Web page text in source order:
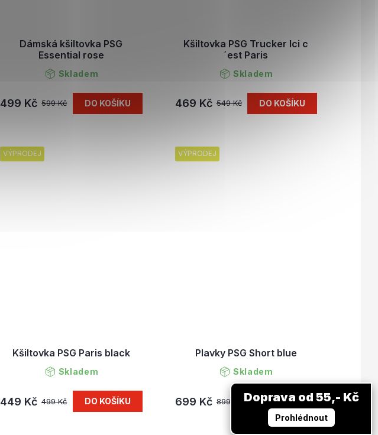
Dámská kšiltovka PSG
Essential rose
Skladem
599 Kč
499 Kč DO KOŠÍKU
Kšiltovka PSG Trucker Ici c
´est Paris
Skladem
549 Kč
469 Kč DO KOŠÍKU
VÝPRODEJ
Kšiltovka PSG Paris black
Skladem
499 Kč
449 Kč DO KOŠÍKU
VÝPRODEJ
Plavky PSG Short blue
Skladem
899 Kč
699 Kč DETAIL
Doprava od 55,- Kč
Prohlédnout